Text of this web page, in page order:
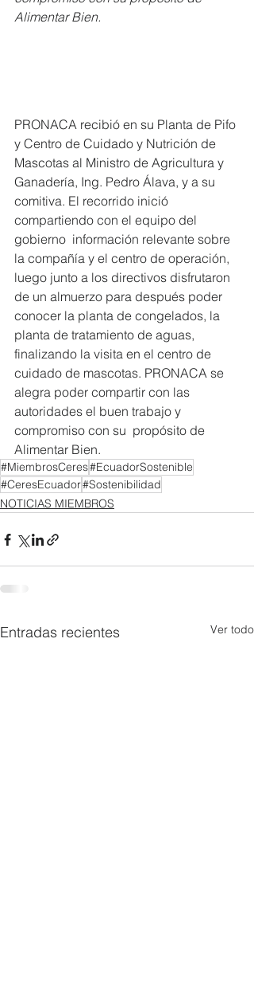
Alimentar Bien.
PRONACA recibió en su Planta de Pifo
y Centro de Cuidado y Nutrición de
Mascotas al Ministro de Agricultura y
Ganadería, Ing. Pedro Álava, y a su
comitiva. El recorrido inició
compartiendo con el equipo del
gobierno  información relevante sobre
la compañía y el centro de operación,
luego junto a los directivos disfrutaron
de un almuerzo para después poder
conocer la planta de congelados, la
planta de tratamiento de aguas,
finalizando la visita en el centro de
cuidado de mascotas. PRONACA se
alegra poder compartir con las
autoridades el buen trabajo y
compromiso con su  propósito de
Alimentar Bien.
#MiembrosCeres#EcuadorSostenible
#CeresEcuador#Sostenibilidad
NOTICIAS MIEMBROS
Entradas recientes Ver todo